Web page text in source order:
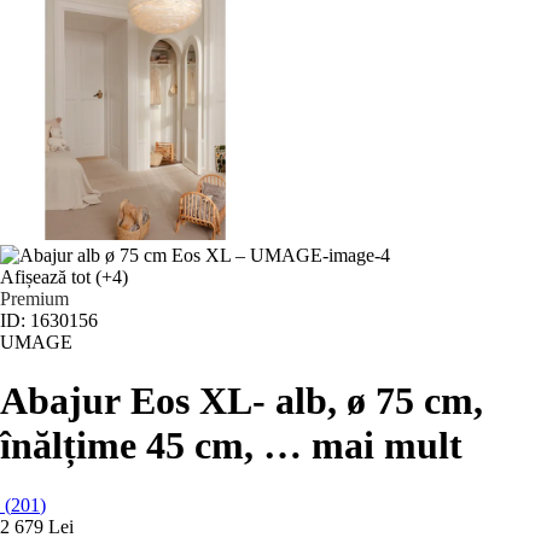
Afișează tot (+4)
Premium
ID: 1630156
UMAGE
Abajur Eos XL- alb, ø 75 cm,
înălțime 45 cm, … mai mult
(201)
2 679 Lei